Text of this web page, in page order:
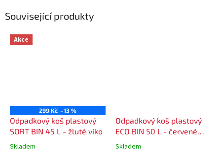
Související produkty
Akce
299 Kč –13 %
Odpadkový koš plastový
SORT BIN 45 L - žluté víko
Skladem
Odpadkový koš plastový
ECO BIN 50 L - červené
víko
Skladem